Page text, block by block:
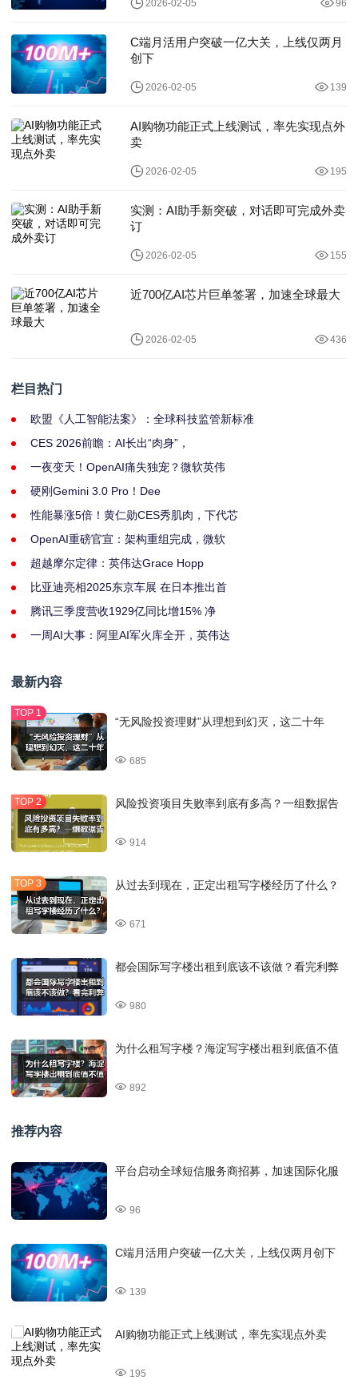
2026-02-05 96
C端月活用户突破一亿大关，上线仅两月
创下
2026-02-05 139
AI购物功能正式上线测试，率先实现点外
卖
2026-02-05 195
实测：AI助手新突破，对话即可完成外卖
订
2026-02-05 155
近700亿AI芯片巨单签署，加速全球最大
2026-02-05 436
栏目热门
欧盟《人工智能法案》：全球科技监管新标准
CES 2026前瞻：AI长出“肉身”，
一夜变天！OpenAI痛失独宠？微软英伟
硬刚Gemini 3.0 Pro！Dee
性能暴涨5倍！黄仁勋CES秀肌肉，下代芯
OpenAI重磅官宣：架构重组完成，微软
超越摩尔定律：英伟达Grace Hopp
比亚迪亮相2025东京车展 在日本推出首
腾讯三季度营收1929亿同比增15% 净
一周AI大事：阿里AI军火库全开，英伟达
最新内容
“无风险投资理财”从理想到幻灭，这二十年
685
风险投资项目失败率到底有多高？一组数据告
914
从过去到现在，正定出租写字楼经历了什么？
671
都会国际写字楼出租到底该不该做？看完利弊
980
为什么租写字楼？海淀写字楼出租到底值不值
892
推荐内容
平台启动全球短信服务商招募，加速国际化服
96
C端月活用户突破一亿大关，上线仅两月创下
139
AI购物功能正式上线测试，率先实现点外卖
195